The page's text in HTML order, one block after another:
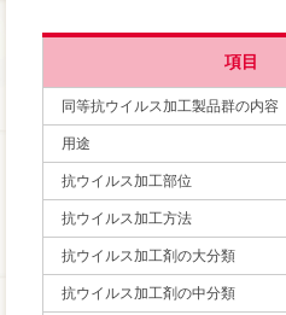
項目
同等抗ウイルス加工製品群の内容
用途
抗ウイルス加工部位
抗ウイルス加工方法
抗ウイルス加工剤の大分類
抗ウイルス加工剤の中分類